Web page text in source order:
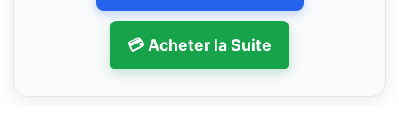
💳 Acheter la Suite